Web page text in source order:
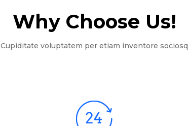
Why Choose Us!​
Cupiditate voluptatem per etiam inventore sociosq